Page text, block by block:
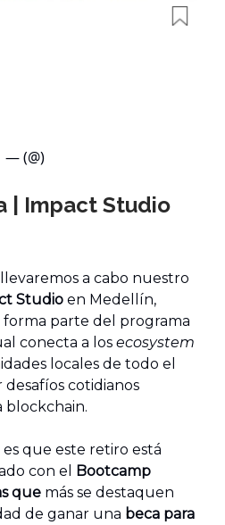
— (@)
| Impact Studio
llevaremos a cabo nuestro
Studio en Medellín,
forma parte del programa
conecta a los ecosystem
locales de todo el
cotidianos
blockchain.
que este retiro está
con el
Bootcamp
que más se destaquen
de ganar una beca para